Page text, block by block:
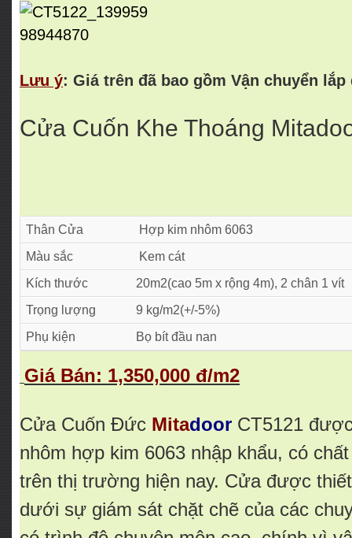
Lưu ý: Giá trên đã bao gồm Vận chuyển
Cửa Cuốn Khe Thoáng
Thân Cửa
Hợp kim nhôm 6063
Màu sắc
Kem cát
Kích thước
20m2(cao 5m x rộng 4m), 2 chân 1 vít
Trọng lượng
9 kg/m2(+/-5%)
Phụ kiện
Bọ bít đầu nan
Giá Bán: 1,350,000 đ/m2
Cửa Cuốn Đức Mitadoor CT5121
nhôm hợp kim 6063 nhập khẩu, có
trên thị trường hiện nay. Cửa được
dưới sự giám sát chặt chẽ của các